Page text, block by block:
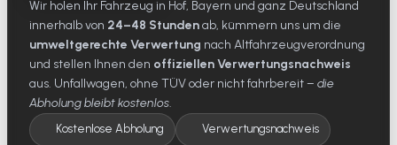
Wir holen Ihr Fahrzeug in Hof, Bayern und ganz Deutschland
innerhalb von 24–48 Stundenab, kümmern uns um die
umweltgerechte Verwertung nach Altfahrzeugverordnung
und stellen Ihnen den offiziellen Verwertungsnachweis
aus. Unfallwagen, ohne TÜV oder nicht fahrbereit – die
Abholung bleibt kostenlos.
Kostenlose Abholung Verwertungsnachweis